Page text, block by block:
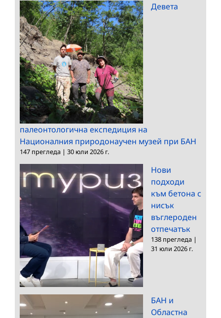
Девета
палеонтологична експедиция на
Националния природонаучен музей при БАН
147 прегледа | 30 юли 2026 г.
Нови
подходи
към бетона с
нисък
въглероден
отпечатък
138 прегледа |
31 юли 2026 г.
БАН и
Областна